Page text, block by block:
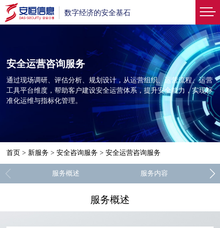
数字经济的安全基石
安全运营咨询服务
通过现场调研、评估分析、规划设计，从运营组织、运营流程、运营
工具平台维度，帮助客户建设安全运营体系，提升安全能力，实现标
准化运维与指标化管理。
首页 > 新服务 >安全咨询服务 >安全运营咨询服务
服务概述 服务内容
服务概述